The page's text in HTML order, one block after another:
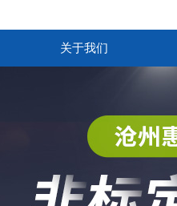
关于我们